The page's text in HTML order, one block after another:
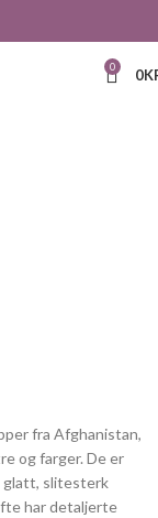
0 0
fra Afghanistan,
og farger. De er
glatt, slitesterk
har detaljerte